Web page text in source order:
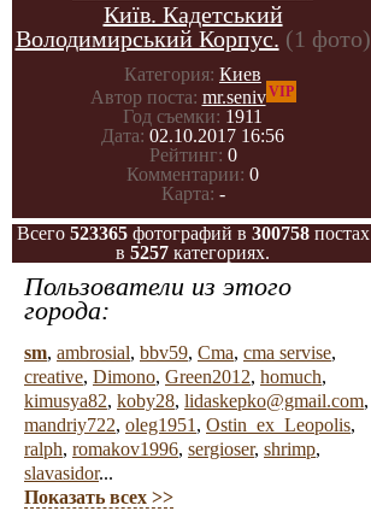
Київ. Кадетський
Володимирський Корпус. (1 фото)
Категория: Киев
Автор поста: mr.senivVIP
Год съемки: 1911
Дата: 02.10.2017 16:56
Рейтинг: 0
Комментарии: 0
Карта: -
Всего 523365фотографий в 300758постах
в 5257 категориях.
Пользователи из этого
города:
sm, ambrosial, bbv59, Cma, cma servise,
creative, Dimono, Green2012, homuch,
kimusya82, koby28, lidaskepko@gmail.com,
mandriy722, oleg1951 , Ostin_ex_Leopolis,
ralph, romakov1996, sergioser, shrimp,
slavasidor...
Показать всех >>